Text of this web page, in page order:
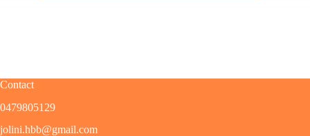
Contact
0479805129
jolini.hbb@gmail.com